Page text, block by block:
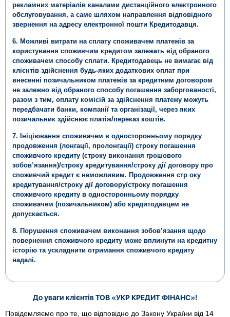
рекламних матеріалів каналами дистанційного електронного
обслуговування, а саме шляхом направлення відповідного
звернення на адресу електронної пошти Кредитодавця.
6. Можливі витрати на сплату споживачем платежів за
користування споживчим кредитом залежать від обраного
споживачем способу сплати. Кредитодавець не вимагає від
клієнтів здійснення будь-яких додаткових оплат при
внесенні позичальником платежів за кредитним договором
не залежно від обраного способу погашення заборгованості,
разом з тим, оплату комісій за здійснення платежу можуть
передбачати банки, компанії та організації, через яких
позичальник здійснює платіж/переказ коштів.
7. Ініціювання споживачем в односторонньому порядку
продовження (лонгації, пролонгації) строку погашення
споживчого кредиту (строку виконання грошового
зобов’язання)/строку кредитування/строку дії договору про
споживчий кредит є неможливим. Продовження стр оку
кредитування/строку дії договору/строку погашення
споживчого кредиту в односторонньому порядку
споживачем (позичальником) або кредитодавцем не
допускається.
8. Порушення споживачем виконання зобов’язання щодо
повернення споживчого кредиту може вплинути на кредитну
історію та ускладнити отримання споживчого кредиту
надалі.
До уваги клієнтів ТОВ «УКР КРЕДИТ ФІНАНС»!
Повідомляємо про те, що відповідно до Закону України від 14